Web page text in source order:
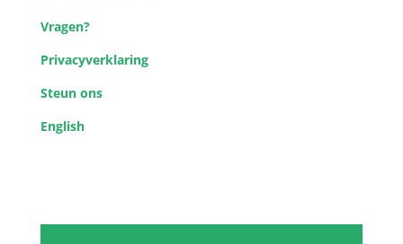
Vragen?
Privacyverklaring
Steun ons
English